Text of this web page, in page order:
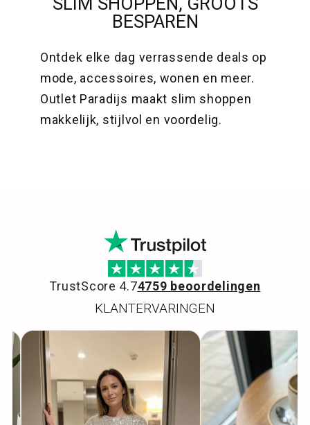
BESPAREN
Ontdek elke dag verrassende deals op
mode, accessoires, wonen en meer.
Outlet Paradijs maakt slim shoppen
makkelijk, stijlvol en voordelig.
TrustScore 4.74759 beoordelingen
KLANTERVARINGEN